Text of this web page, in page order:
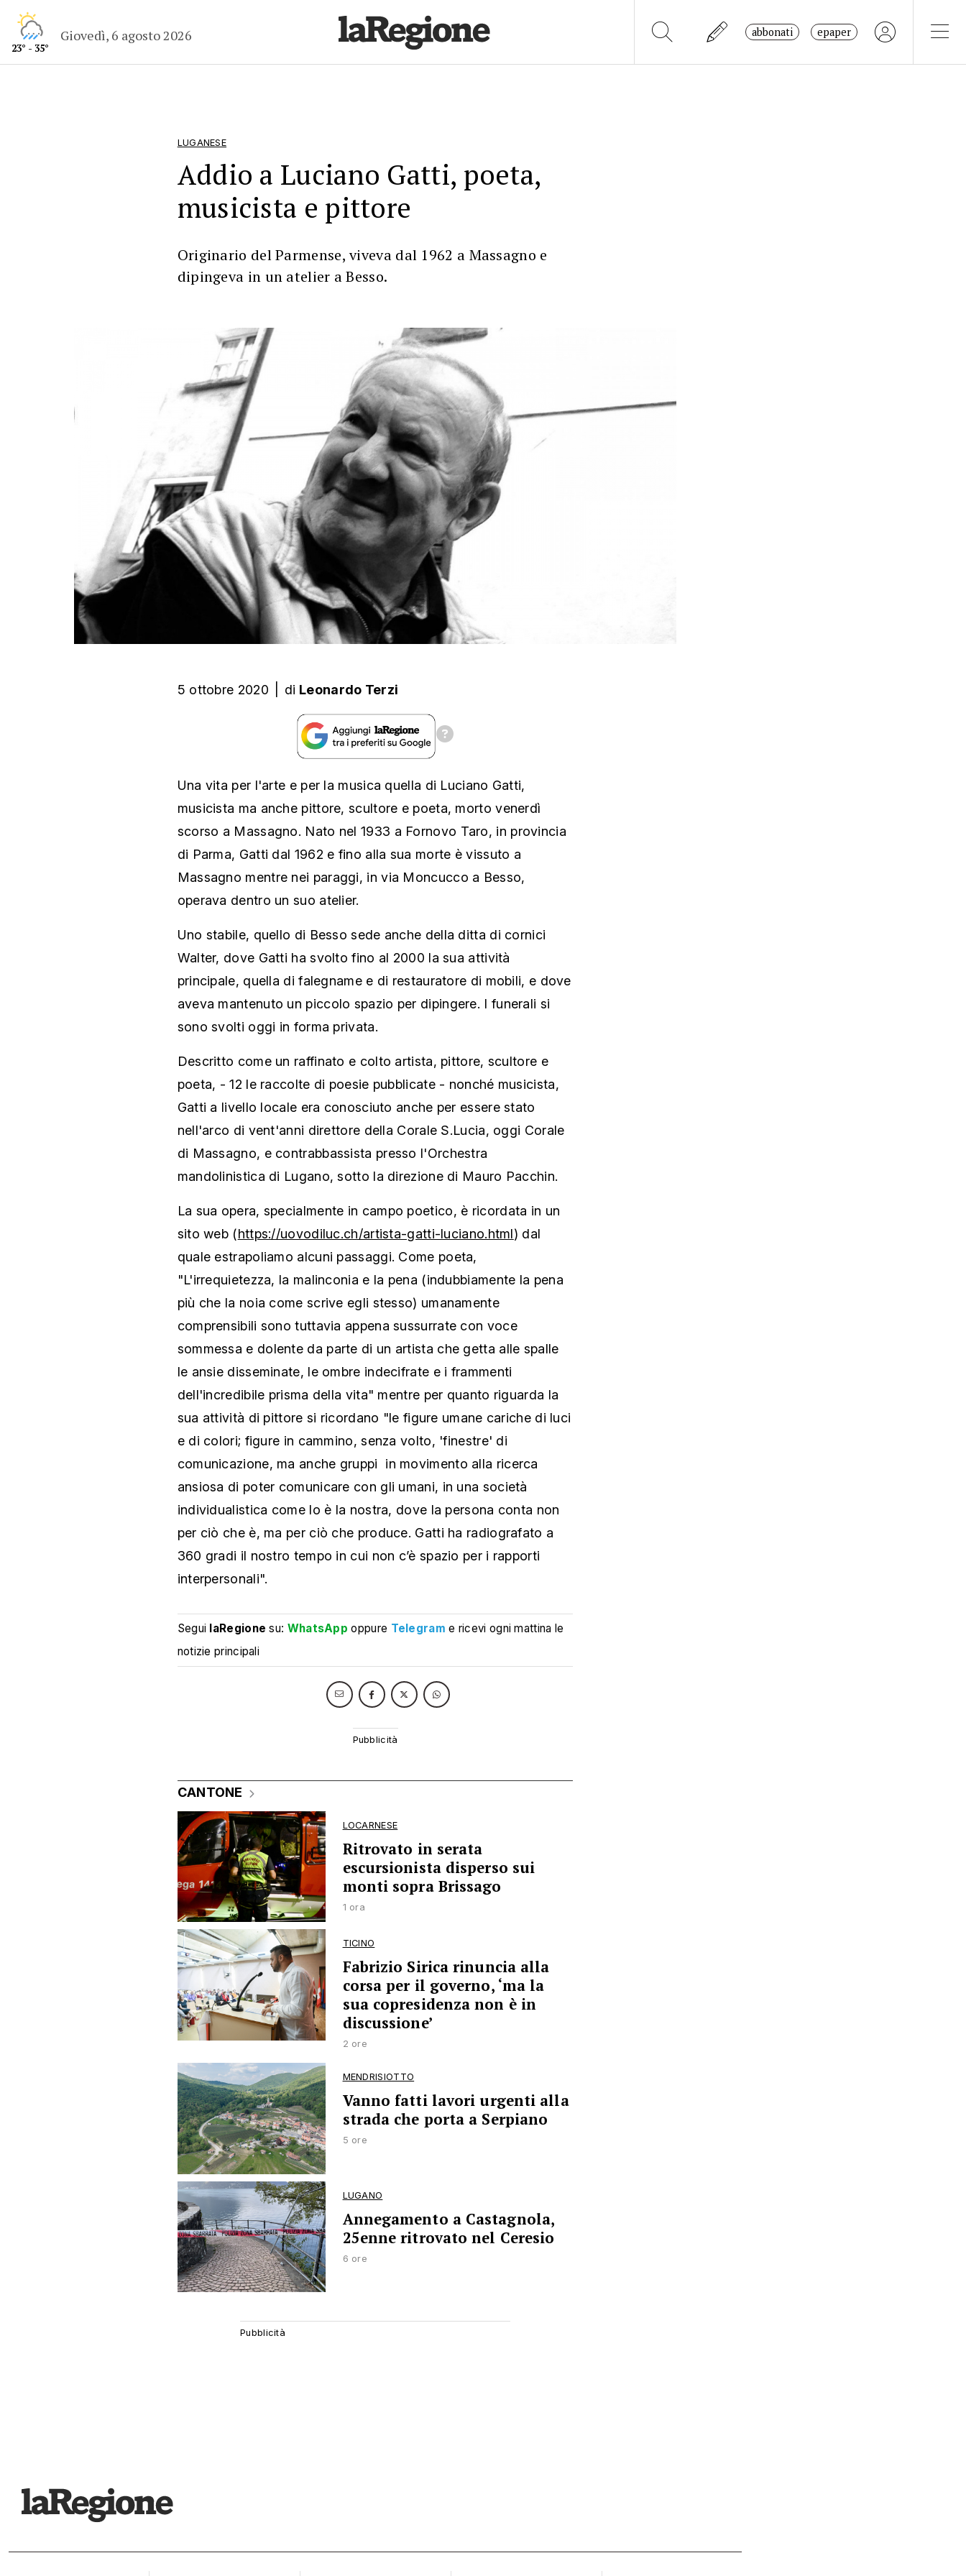
23° - 35°
Giovedì, 6 agosto 2026 abbonati epaper
LUGANESE
Addio a Luciano Gatti, poeta,
musicista e pittore
Originario del Parmense, viveva dal 1962 a Massagno e
dipingeva in un atelier a Besso.
5 ottobre 2020 di Leonardo Terzi
Una vita per l'arte e per la musica quella di Luciano Gatti,
musicista ma anche pittore, scultore e poeta, morto venerdì
scorso a Massagno. Nato nel 1933 a Fornovo Taro, in provincia
di Parma, Gatti dal 1962 e fino alla sua morte è vissuto a
Massagno mentre nei paraggi, in via Moncucco a Besso,
operava dentro un suo atelier.
Uno stabile, quello di Besso sede anche della ditta di cornici
Walter, dove Gatti ha svolto fino al 2000 la sua attività
principale, quella di falegname e di restauratore di mobili, e dove
aveva mantenuto un piccolo spazio per dipingere. I funerali si
sono svolti oggi in forma privata.
Descritto come un raffinato e colto artista, pittore, scultore e
poeta, - 12 le raccolte di poesie pubblicate - nonché musicista,
Gatti a livello locale era conosciuto anche per essere stato
nell'arco di vent'anni direttore della Corale S.Lucia, oggi Corale
di Massagno, e contrabbassista presso l'Orchestra
mandolinistica di Lugano, sotto la direzione di Mauro Pacchin.
La sua opera, specialmente in campo poetico, è ricordata in un
sito web (https://uovodiluc.ch/artista-gatti-luciano.html) dal
quale estrapoliamo alcuni passaggi. Come poeta,
"L'irrequietezza, la malinconia e la pena (indubbiamente la pena
più che la noia come scrive egli stesso) umanamente
comprensibili sono tuttavia appena sussurrate con voce
sommessa e dolente da parte di un artista che getta alle spalle
le ansie disseminate, le ombre indecifrate e i frammenti
dell'incredibile prisma della vita" mentre per quanto riguarda la
sua attività di pittore si ricordano "le figure umane cariche di luci
e di colori; figure in cammino, senza volto, 'finestre' di
comunicazione, ma anche gruppi in movimento alla ricerca
ansiosa di poter comunicare con gli umani, in una società
individualistica come lo è la nostra, dove la persona conta non
per ciò che è, ma per ciò che produce. Gatti ha radiografato a
360 gradi il nostro tempo in cui non c’è spazio per i rapporti
interpersonali".
Segui laRegione su: WhatsApp oppure Telegram e ricevi ogni mattina le
notizie principali
CANTONE
LOCARNESE
Ritrovato in serata
escursionista disperso sui
monti sopra Brissago
1 ora
TICINO
Fabrizio Sirica rinuncia alla
corsa per il governo, ‘ma la
sua copresidenza non è in
discussione’
2 ore
MENDRISIOTTO
Vanno fatti lavori urgenti alla
strada che porta a Serpiano
5 ore
LUGANO
Annegamento a Castagnola,
25enne ritrovato nel Ceresio
6 ore